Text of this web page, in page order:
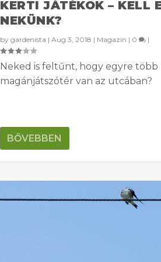
KERTI JÁTÉKOK – KELL
NEKÜNK?
by gardenista | Aug 3, 2018 | Magazin | 0 |
Neked is feltűnt, hogy egyre több
magánjátszótér van az utcában?
BŐVEBBEN